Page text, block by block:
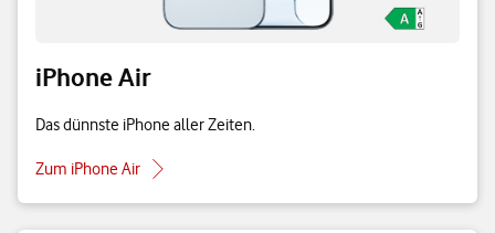
iPhone Air
Das dünnste iPhone aller Zeiten.
Zum iPhone Air